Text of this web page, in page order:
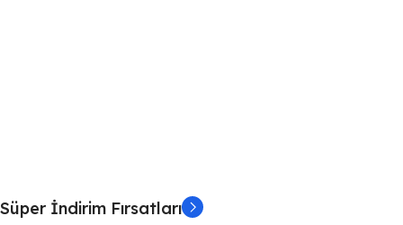
Süper İndirim Fırsatları